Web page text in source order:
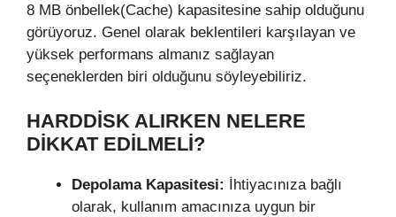
8 MB önbellek(Cache) kapasitesine sahip olduğunu
görüyoruz. Genel olarak beklentileri karşılayan ve
yüksek performans almanız sağlayan
seçeneklerden biri olduğunu söyleyebiliriz.
HARDDISK ALIRKEN NELERE
DIKKAT EDILMELI?
Depolama Kapasitesi: İhtiyacınıza bağlı
olarak, kullanım amacınıza uygun bir